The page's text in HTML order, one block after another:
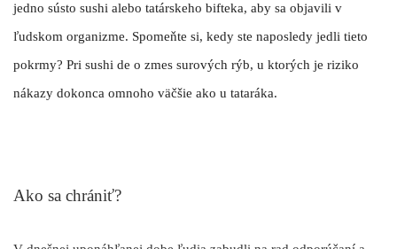
jedno sústo sushi alebo tatárskeho bifteka, aby sa objavili v
ľudskom organizme. Spomeňte si, kedy ste naposledy jedli tieto
pokrmy? Pri sushi de o zmes surových rýb, u ktorých je riziko
nákazy dokonca omnoho väčšie ako u tataráka.
Ako sa chrániť?